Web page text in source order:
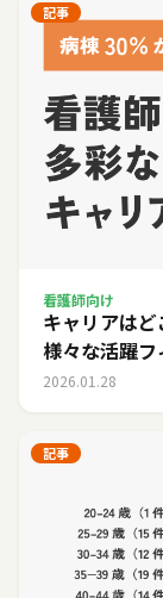
記事
看護師向け
キャリアは
様々な活躍フ
2026.01.28
記事